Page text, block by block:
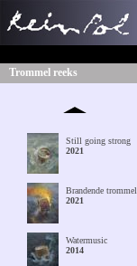
Trommel reeks
Still going strong
2021
Brandende trommel
2021
Watermusic
2014